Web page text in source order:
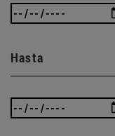
Hasta